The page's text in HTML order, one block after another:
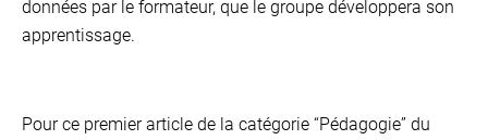
données par le formateur, que le groupe développera son
apprentissage.
Pour ce premier article de la catégorie “Pédagogie” du